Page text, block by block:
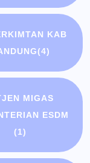
KAB
(4)
MIGAS
ESDM
(1)